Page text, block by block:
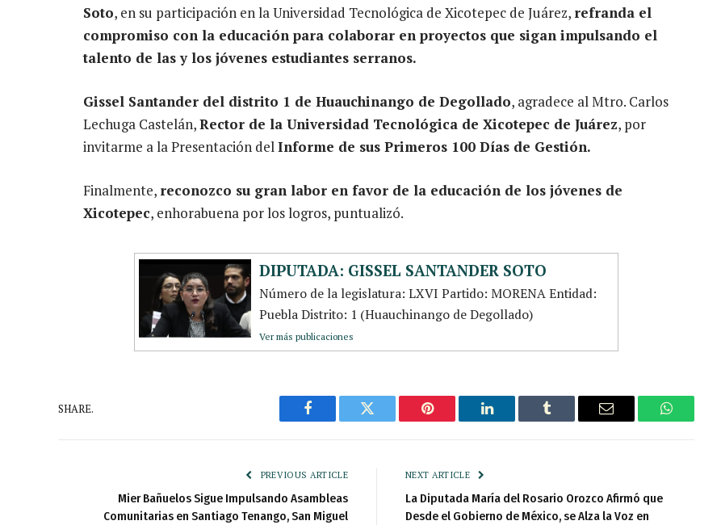
Soto, en su participación en la Universidad Tecnológica de Xicotepec de Juárez, refranda el
compromiso con la educación para colaborar en proyectos que sigan impulsando el
talento de las y los jóvenes estudiantes serranos.
Gissel Santander del distrito 1 de Huauchinango de Degollado, agradece al Mtro. Carlos
Lechuga Castelán,Rector de la Universidad Tecnológica de Xicotepec de Juárez, por
invitarme a la Presentación delInforme de sus Primeros 100 Días de Gestión.
Finalmente, reconozco su gran labor en favor de la educación de los jóvenes de
Xicotepec, enhorabuena por los logros, puntualizó.
DIPUTADA: GISSEL SANTANDER SOTO
Número de la legislatura: LXVI Partido: MORENA Entidad:
Puebla Distrito: 1 (Huauchinango de Degollado)
Ver más publicaciones
SHARE.
Facebook Twitter Pinterest LinkedIn Tumblr Email WhatsApp
PREVIOUS ARTICLE
Mier Bañuelos Sigue Impulsando Asambleas
Comunitarias en Santiago Tenango, San Miguel
NEXT ARTICLE
La Diputada María del Rosario Orozco Afirmó que
Desde el Gobierno de México, se Alza la Voz en